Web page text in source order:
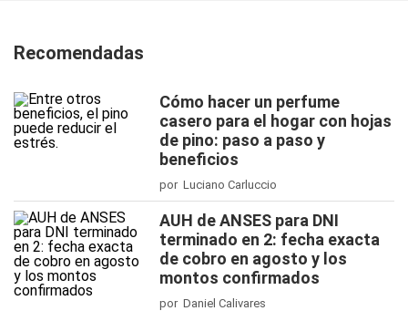
Recomendadas
Cómo hacer un perfume
casero para el hogar con hojas
de pino: paso a paso y
beneficios
por Luciano Carluccio
AUH de ANSES para DNI
terminado en 2: fecha exacta
de cobro en agosto y los
montos confirmados
por Daniel Calivares